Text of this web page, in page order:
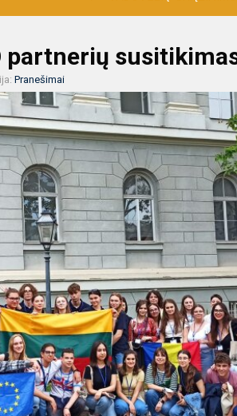
partnerių
Pranešimai